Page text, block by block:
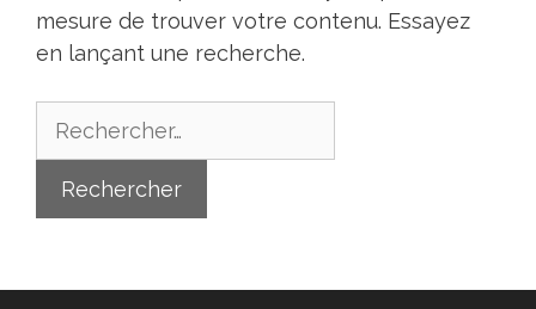
mesure de trouver votre contenu. Essayez
en lançant une recherche.
Rechercher :